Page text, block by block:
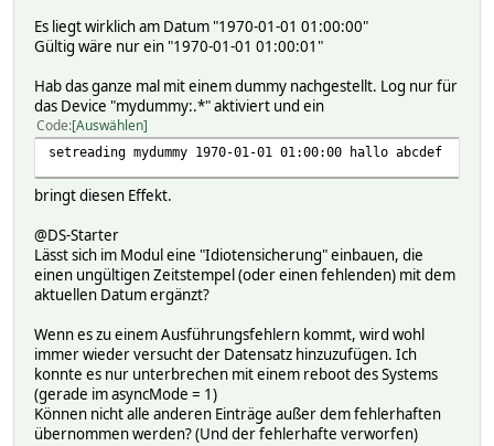
Es liegt wirklich am Datum "1970-01-01 01:00:00"
Gültig wäre nur ein "1970-01-01 01:00:01"
Hab das ganze mal mit einem dummy nachgestellt. Log nur für
das Device "mydummy:.*" aktiviert und ein
Code Auswählen
setreading mydummy 1970-01-01 01:00:00 hallo abcdef
bringt diesen Effekt.
@DS-Starter
Lässt sich im Modul eine "Idiotensicherung" einbauen, die
einen ungültigen Zeitstempel (oder einen fehlenden) mit dem
aktuellen Datum ergänzt?
Wenn es zu einem Ausführungsfehlern kommt, wird wohl
immer wieder versucht der Datensatz hinzuzufügen. Ich
konnte es nur unterbrechen mit einem reboot des Systems
(gerade im asyncMode = 1)
Können nicht alle anderen Einträge außer dem fehlerhaften
übernommen werden? (Und der fehlerhafte verworfen)